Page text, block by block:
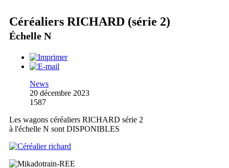
Céréaliers RICHARD (série 2)
Échelle N
News
20 décembre 2023
1587
Les wagons céréaliers RICHARD série 2
à l'échelle N sont DISPONIBLES